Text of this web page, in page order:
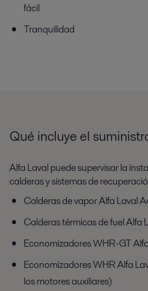
fácil
Tranquilidad
Qué incluye el
Alfa Laval puede supervisar la
calderas y sistemas de
Calderas de vapor Alfa Laval
Calderas térmicas de fuel Alfa
Economizadores WHR-GT
Economizadores WHR Alfa
los motores auxiliares)